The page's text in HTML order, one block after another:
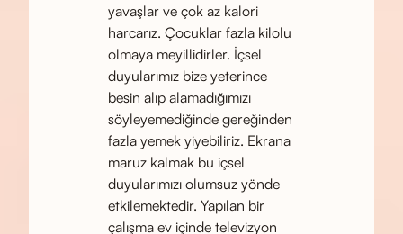
yavaşlar ve çok az kalori
harcarız. Çocuklar fazla kilolu
olmaya meyillidirler. İçsel
duyularımız bize yeterince
besin alıp alamadığımızı
söyleyemediğinde gereğinden
fazla yemek yiyebiliriz. Ekrana
maruz kalmak bu içsel
duyularımızı olumsuz yönde
etkilemektedir. Yapılan bir
çalışma ev içinde televizyon